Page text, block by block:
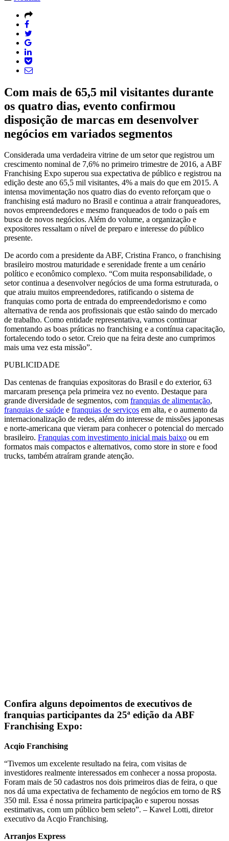
Com mais de 65,5 mil visitantes durante
os quatro dias, evento confirmou
disposição de marcas em desenvolver
negócios em variados segmentos
Considerada uma verdadeira vitrine de um setor que registrou um
crescimento nominal de 7,6% no primeiro trimestre de 2016, a ABF
Franchising Expo superou sua expectativa de público e registrou na
edição deste ano 65,5 mil visitantes, 4% a mais do que em 2015. A
intensa movimentação nos quatro dias do evento reforçam que o
franchising está maduro no Brasil e continua a atrair franqueadores,
novos empreendedores e mesmo franqueados de todo o país em
busca de novos negócios. Além do volume, a organização e
expositores ressaltam o nível de preparo e interesse do público
presente.
De acordo com a presidente da ABF, Cristina Franco, o franchising
brasileiro mostrou maturidade e serenidade frente a um cenário
político e econômico complexo. “Com muita responsabilidade, o
setor continua a desenvolver negócios de uma forma estruturada, o
que atraiu muitos empreendedores, ratificando o sistema de
franquias como porta de entrada do empreendedorismo e como
alternativa de renda aos profissionais que estão saindo do mercado
de trabalho. Como entidade representativa, vamos continuar
fomentando as boas práticas no franchising e a contínua capacitação,
fortalecendo todo o setor. Creio que na feira deste ano cumprimos
mais uma vez esta missão”.
PUBLICIDADE
Das centenas de franquias expositoras do Brasil e do exterior, 63
marcaram presença pela primeira vez no evento. Destaque para
grande diversidade de segmentos, com franquias de alimentação,
franquias de saúde e franquias de serviços em alta, e o aumento da
internacionalização de redes, além do interesse de missões japonesas
e norte-americana que vieram para conhecer o potencial do mercado
brasileiro. Franquias com investimento inicial mais baixo ou em
formatos mais compactos e alternativos, como store in store e food
trucks, também atraíram grande atenção.
Confira alguns depoimentos de executivos de
franquias participantes da 25ª edição da ABF
Franchising Expo:
Acqio Franchising
“Tivemos um excelente resultado na feira, com visitas de
investidores realmente interessados em conhecer a nossa proposta.
Foram mais de 50 cadastros nos dois primeiros dias de feira, o que
nos dá uma expectativa de fechamento de negócios em torno de R$
350 mil. Essa é nossa primeira participação e superou nossas
eestimativas, com um público bem seleto”. – Kawel Lotti, diretor
executivo da Acqio Franchising.
Arranjos Express